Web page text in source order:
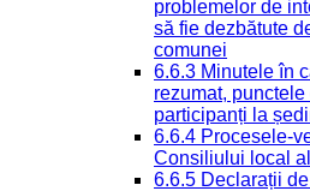
problemelor de
să fie dezbătute
comunei
6.6.3 Minutele în
rezumat,
participanți la
6.6.4 Procesele-
Consiliului local
6.6.5 Declarații